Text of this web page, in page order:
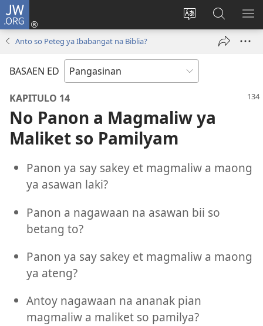
JW.ORG
Salatan
lenguahe
na
site
Man-
log
new
Mananap
ed
JW.ORG
Anto so Peteg ya Ibabangat na Biblia?
BASAEN ED
KAPITULO 14
No Panon a Magmaliw ya
Maliket so Pamilyam
Panon ya say sakey et magmaliw a maong
ya asawan laki?
Panon a nagawaan na asawan bii so
betang to?
Panon ya say sakey et magmaliw a maong
ya ateng?
Antoy nagawaan na ananak pian
magmaliw a maliket so pamilya?